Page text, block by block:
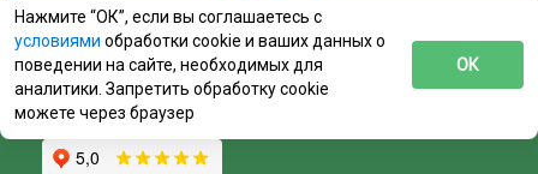
Нажмите “ОК”, если вы соглашаетесь с
условиями обработки cookie и ваших данных о
поведении на сайте, необходимых для
аналитики. Запретить обработку cookie
можете через браузер
ОК